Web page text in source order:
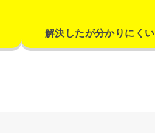
解決したが分かりにくい